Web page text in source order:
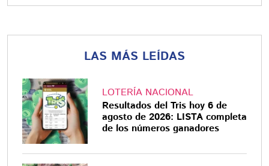
LAS MÁS LEÍDAS
LOTERÍA NACIONAL
Resultados del Tris hoy 6 de
agosto de 2026: LISTA completa
de los números ganadores